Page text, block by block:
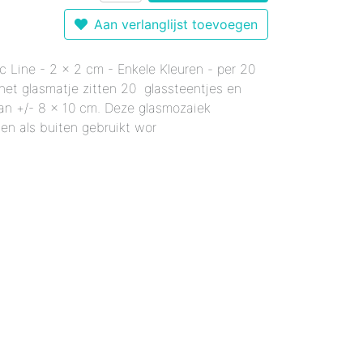
12 mm - Gemixte Kleuren
Kleuren
18 mm - Gemixte Kleuren
Kleuren
Kleuren
mm - Enkele Kleuren
mm - Enkele Kleuren
mm - Enkele Kleuren
12x38 mm - Enkele Kleuren
Enkele Kleuren
- Enkele Kleuren
Aan verlanglijst toevoegen
Line - 2 x 2 cm - Enkele Kleuren - per 20
glasmatje zitten 20 glassteentjes en
+/- 8 x 10 cm. Deze glasmozaiek
als buiten gebruikt wor